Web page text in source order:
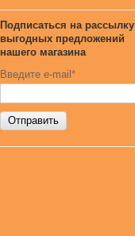
Подписаться на рассылку
выгодных предложений
нашего магазина
Введите e-mail *
Отправить